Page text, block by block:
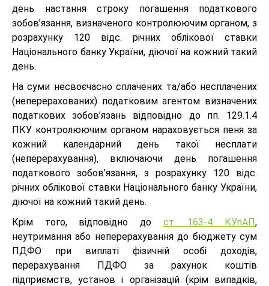
день настання строку погашення податкового
зобов’язання, визначеного контролюючим органом, з
розрахунку 120 відс. річних облікової ставки
Національного банку України, діючої на кожний такий
день.
На суми несвоєчасно сплачених та/або несплачених
(неперерахованих) податковим агентом визначених
податкових зобов’язань відповідно до пп. 129.1.4
ПКУ контролюючим органом нараховується пеня за
кожний календарний день такої несплати
(неперерахування), включаючи день погашення
податкового зобов’язання, з розрахунку 120 відс.
річних облікової ставки Національного банку України,
діючої на кожний такий день.
Крім того, відповідно до ст. 163-4 КУпАП,
неутримання або неперерахування до бюджету сум
ПДФО при виплаті фізичній особі доходів,
перерахування ПДФО за рахунок коштів
підприємств, установ і організацій (крім випадків,